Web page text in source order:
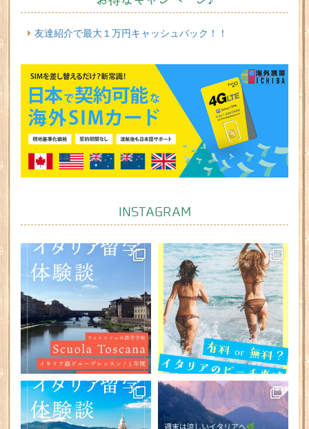
友達紹介で最大１万円キャッシュバック！！
INSTAGRAM